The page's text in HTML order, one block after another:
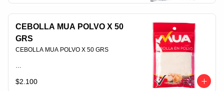
CEBOLLA MUA POLVO X 50
GRS
CEBOLLA MUA POLVO X 50 GRS
$2.100